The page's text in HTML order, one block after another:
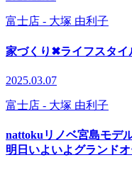
富士店 - 大塚 由利子
家づくり✖ライフスタ
2025.03.07
富士店 - 大塚 由利子
nattokuリノベ宮島モデ
明日いよいよグランドオ